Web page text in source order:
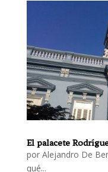
El palacete
por Alejandro De
qué...